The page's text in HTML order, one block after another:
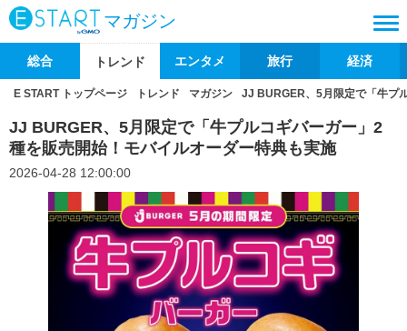
マガジン
総合 トレンド エンタメ 旅行 経済
E START トップページ トレンド マガジン JJ BURGER、5月限定で「牛プ
JJ BURGER、5月限定で「牛プルコギバーガー」2
種を販売開始！モバイルオーダー特典も実施
2026-04-28 12:00:00